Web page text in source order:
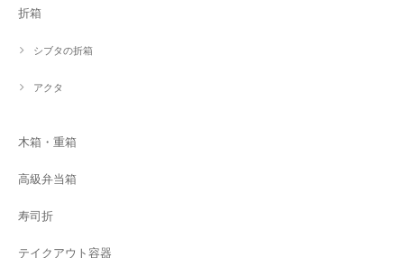
折箱
シブタの折箱
アクタ
木箱・重箱
高級弁当箱
寿司折
テイクアウト容器